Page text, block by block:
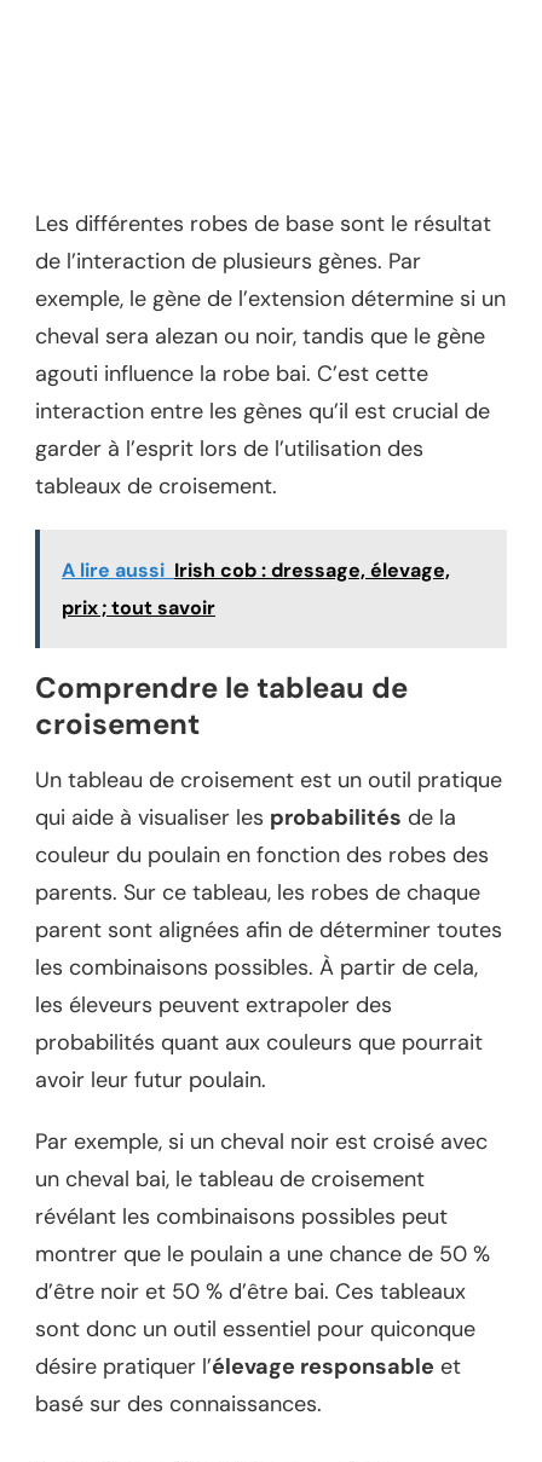
Les différentes robes de base sont le résultat
de l’interaction de plusieurs gènes. Par
exemple, le gène de l’extension détermine si un
cheval sera alezan ou noir, tandis que le gène
agouti influence la robe bai. C’est cette
interaction entre les gènes qu’il est crucial de
garder à l’esprit lors de l’utilisation des
tableaux de croisement.
A lire aussi Irish cob : dressage, élevage,
prix ; tout savoir
Comprendre le tableau de
croisement
Un tableau de croisement est un outil pratique
qui aide à visualiser les probabilités de la
couleur du poulain en fonction des robes des
parents. Sur ce tableau, les robes de chaque
parent sont alignées afin de déterminer toutes
les combinaisons possibles. À partir de cela,
les éleveurs peuvent extrapoler des
probabilités quant aux couleurs que pourrait
avoir leur futur poulain.
Par exemple, si un cheval noir est croisé avec
un cheval bai, le tableau de croisement
révélant les combinaisons possibles peut
montrer que le poulain a une chance de 50 %
d’être noir et 50 % d’être bai. Ces tableaux
sont donc un outil essentiel pour quiconque
désire pratiquer l’élevage responsable et
basé sur des connaissances.